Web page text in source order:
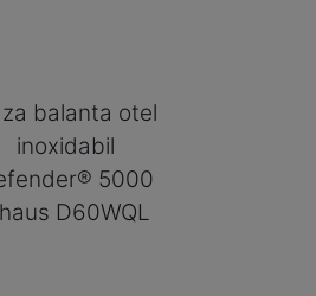
balanta otel
inoxidabil
5000
D60WQL